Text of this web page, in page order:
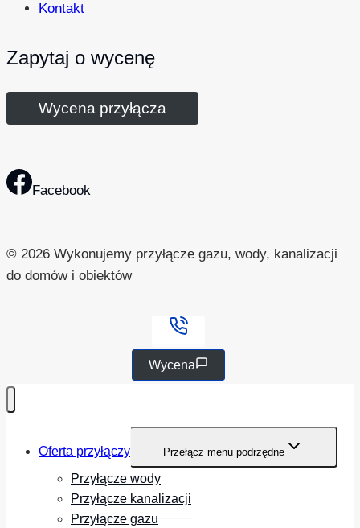
Kontakt
Zapytaj o wycenę
Wycena przyłącza
Facebook
© 2026 Wykonujemy przyłącze gazu, wody, kanalizacji
do domów i obiektów
Wycena
Oferta przyłączy Przełącz menu podrzędne
Przyłącze wody
Przyłącze kanalizacji
Przyłącze gazu